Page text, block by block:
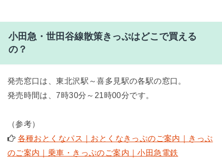
小田急・世田谷線散策きっぷはどこで買える
の？
発売窓口は、東北沢駅～喜多見駅の各駅の窓口。
発売時間は、7時30分～21時00分です。
（参考）
各種おとくなパス｜おとくなきっぷのご案内｜きっぷ
のご案内｜乗車・きっぷのご案内｜小田急電鉄